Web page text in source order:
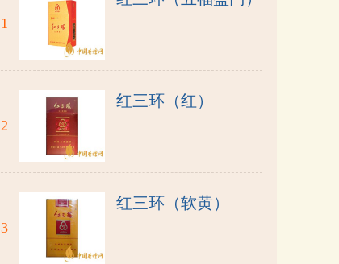
1
2
红三环（红）
3
红三环（软黄）